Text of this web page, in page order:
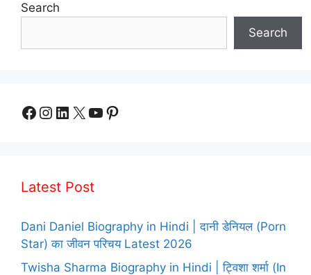
Search
Search
Facebook
Instagram
LinkedIn
X YouTube
Pinterest
Latest Post
Dani Daniel Biography in Hindi | दानी डेनियल (Porn
Star) का जीवन परिचय Latest 2026
Twisha Sharma Biography in Hindi | ट्विशा शर्मा (In